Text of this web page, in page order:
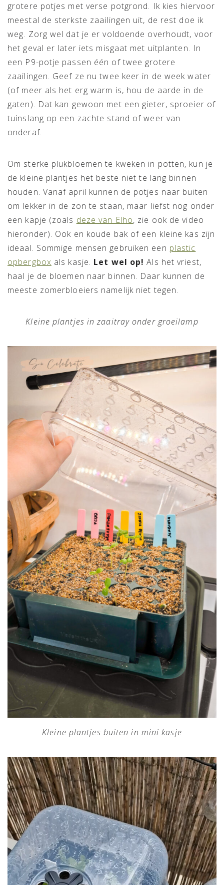
grotere potjes met verse potgrond. Ik kies hiervoor
meestal de sterkste zaailingen uit, de rest doe ik
weg. Zorg wel dat je er voldoende overhoudt, voor
het geval er later iets misgaat met uitplanten. In
een P9-potje passen één of twee grotere
zaailingen. Geef ze nu twee keer in de week water
(of meer als het erg warm is, hou de aarde in de
gaten). Dat kan gewoon met een gieter, sproeier of
tuinslang op een zachte stand of weer van
onderaf.
Om sterke plukbloemen te kweken in potten, kun je
de kleine plantjes het beste niet te lang binnen
houden. Vanaf april kunnen de potjes naar buiten
om lekker in de zon te staan, maar liefst nog onder
een kapje (zoals deze van Elho, zie ook de video
hieronder). Ook en koude bak of een kleine kas zijn
ideaal. Sommige mensen gebruiken een plastic
opbergbox als kasje. Let wel op! Als het vriest,
haal je de bloemen naar binnen. Daar kunnen de
meeste zomerbloeiers namelijk niet tegen.
Kleine plantjes in zaaitray onder groeilamp
Kleine plantjes buiten in mini kasje